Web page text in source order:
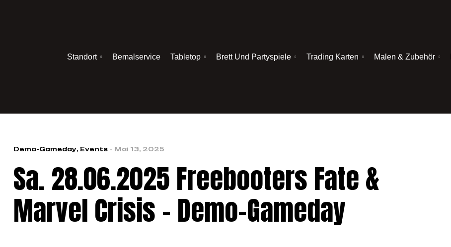
Standort Bemalservice Tabletop Brett Und Partyspiele Trading Karten Malen & Zubehör
Demo-Gameday, Events Mai 13, 2025
Sa. 28.06.2025 Freebooters Fate &
Marvel Crisis – Demo-Gameday